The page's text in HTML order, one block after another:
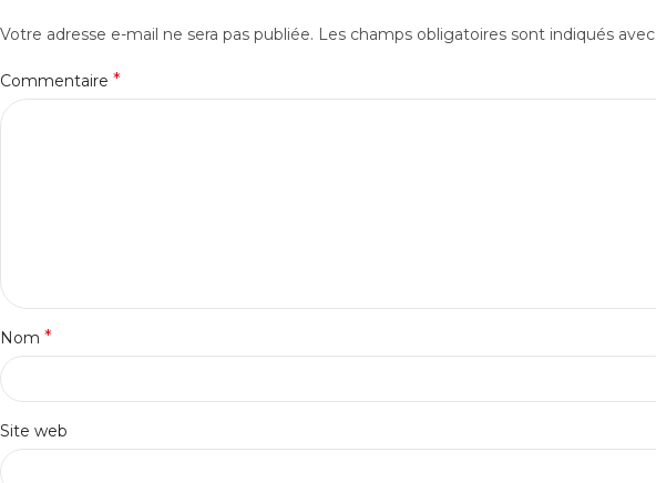
Votre adresse e-mail ne sera pas publiée. Les champs obligatoires sont indiqués avec
Commentaire *
Nom *
Site web